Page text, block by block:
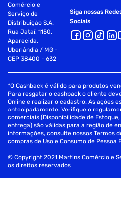
Comércio e
Serviço de
Distribuição S.A.
Rua Jataí, 1150,
Aparecida,
Uberlândia / MG -
CEP 38400 - 632
Siga nossas
Sociais
*O Cashback é válido para produtos
Para resgatar o cashback o cliente
Online e realizar o cadastro. As ações
antecipadamente. Verifique o
comerciais (Disponibilidade de
entrega) são válidas para a região de
informações, consulte nossos Termos
compras de Uso e Consumo de Pessoa
© Copyright 2021 Martins Comércio e
os direitos reservados